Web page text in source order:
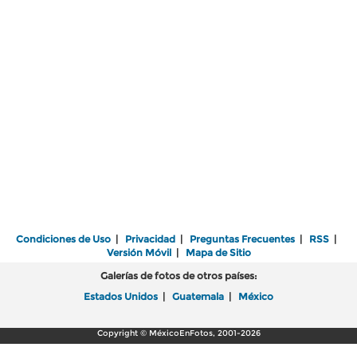
Condiciones de Uso | Privacidad | Preguntas Frecuentes | RSS |
Versión Móvil| Mapa de Sitio
Galerías de fotos de otros países:
Estados Unidos | Guatemala | México
Copyright © MéxicoEnFotos, 2001-2026